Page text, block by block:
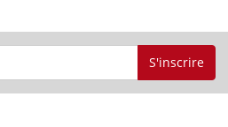
S'inscrire